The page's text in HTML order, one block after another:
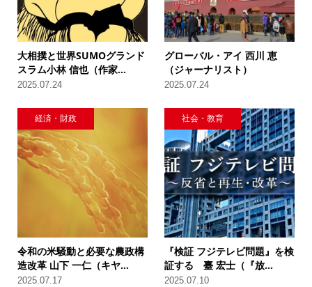
大相撲と世界SUMOグランド
スラム小林 信也（作家...
2025.07.24
グローバル・アイ 西川 恵
（ジャーナリスト）
2025.07.24
経済・財政
令和の米騒動と必要な農政構
造改革 山下 一仁（キヤ...
2025.07.17
社会・教育
『検証 フジテレビ問題』を検
証する 臺 宏士（『放...
2025.07.10